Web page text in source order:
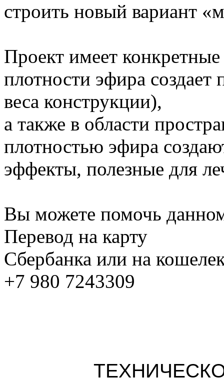
строить новый вариант
Проект имеет
плотности эфира
веса конструкции),
а также в области
плотностью эфира
эффекты, полезные для
Вы можете помочь
Перевод на карту
Сбербанка или на
+7 980 7243309